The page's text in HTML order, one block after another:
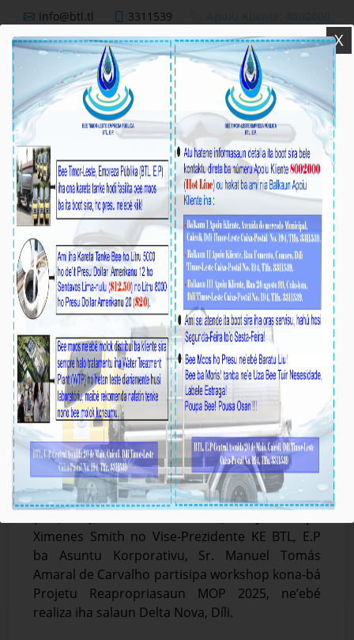
info@btl.tl 3311539
BTL,E.P
Nutisia
BTL, E.P Partisipa iha Workshop kona-bá
Projetu Reapropriasaun MOP 2025
Média_BTL, E.P 27-Febreiru-2025
Díli, 27/02/2025. Vise-Prezidente Komisaun
Ezekutiva (KE) Bee Timor-Leste, Empreza Públika
Ximenes Smith no Vise-Prezidente KE BTL, E.P
ba Asuntu Korporativu, Sr. Manuel Tomás
Amaral de Carvalho partisipa workshop kona-bá
Projetu Reapropriasaun MOP 2025, ne’ebé
realiza iha salaun Delta Nova, Díli.
X